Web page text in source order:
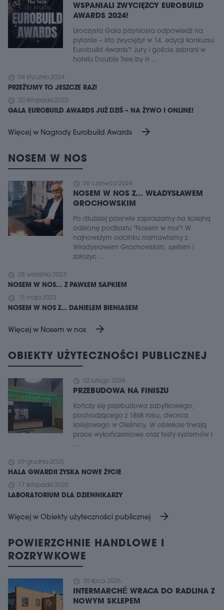
WSPANIALI ZWYCIĘZCY EUROBUILD
AWARDS 2024!
Uroczysta Gala przyniosła odpowiedź na
pytanie – kto zwyciężył w 14. edycji konkursu
Eurobuild Awards? Jury i goście zebrani w
hotelu Double Tree by H ...
schedule 04 stycznia 2024
PRZEŻYJMY TO JESZCZE RAZ!
schedule 20 listopada 2023
GALA EUROBUILD AWARDS JUŻ DZIŚ – NA ŻYWO I ONLINE!
Więcej w Nagrody Eurobuild Awards arrow_forward
NOSEM W NOS
schedule 06 czerwca 2024
NOSEM W NOS Z... WŁADYSŁAWEM
GROCHOWSKIM
Po dłuższej przerwie zapraszamy na kolejną
odsłonę podkastu "Nosem w nos"! W
najnowszym odcinku rozmawiamy z
Władysławem Grochowskim, szefem i
założyc ...
schedule 28 września 2023
NOSEM W NOS… Z PAWŁEM SAPKIEM
schedule 15 maja 2023
NOSEM W NOS Z... DANIELEM BIENIASEM
Więcej w Nosem w nos arrow_forward
OBIEKTY UŻYTECZNOŚCI PUBLICZNEJ
schedule 02 lutego 2026
PRZEBUDOWA NA FINISZU
Kończy się przebudowa zabytkowego,
pochodzącego z 1868 roku, dworca
kolejowego w Oleśnicy. W obiekcie trwają
prace wykończeniowe oraz testy systemów i
...
schedule 09 grudnia 2025
HALA GWARDII ZYSKA NOWE ŻYCIE
schedule 17 listopada 2025
LABORATORIUM DLA DZIENNIKARZY
Więcej w Obiekty użyteczności publicznej arrow_forward
POWIERZCHNIE HANDLOWE I
ROZRYWKOWE
schedule 30 lipca 2026
INTERMARCHÉ WRACA DO RADLINA Z
NOWYM SKLEPEM